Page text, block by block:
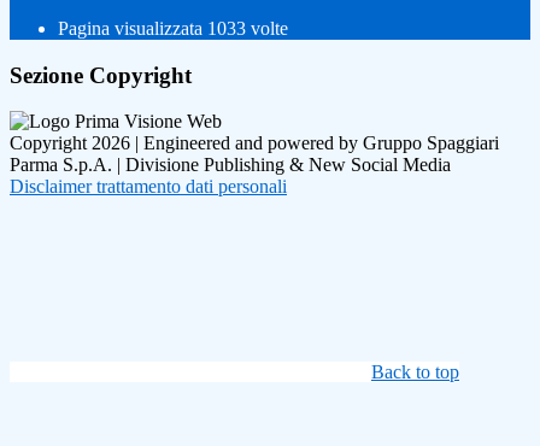
Pagina visualizzata 1033 volte
Sezione Copyright
Copyright 2026 | Engineered and powered by Gruppo Spaggiari
Parma S.p.A. | Divisione Publishing & New Social Media
Disclaimer trattamento dati personali
Back to top